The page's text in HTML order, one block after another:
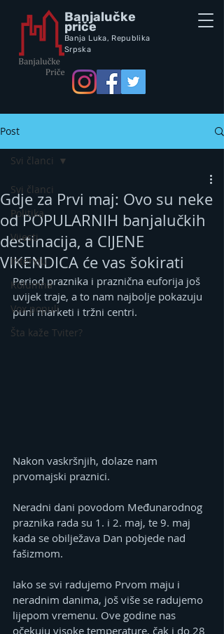
Banjalučke
priče
Banja Luka, Republika
Srpska
Post
Svi članci
Politika
Vijesti
Intervju
Kolumna
Vox populi
Šta kaže Tviter?
Svi članci
Gdje za Prvi maj: Ovo su neke
od POPULARNIH banjalučkih
destinacija, a CIJENE
VIKENDICA će vas šokirati
Period praznika i praznična euforija još
uvijek traje, a to nam najbolje pokazuju
puni marketi i tržni centri.
Nakon vaskršnjih, dolaze nam
prvomajski praznici.
Neradni dani povodom Međunarodnog
praznika rada su 1. i 2. maj, te 9. maj
kada se obilježava Dan pobjede nad
fašizmom.
Iako se svi radujemo Prvom maju i
neradnim danima, još više se radujemo
lijepom vremenu. Ove godine nas
očekuju visoke temperature, čak i do 28